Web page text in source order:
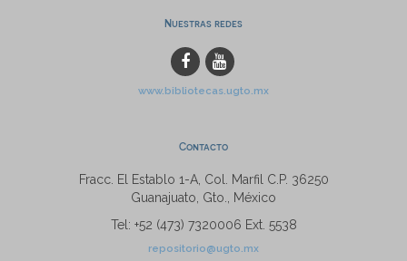
Nuestras redes
www.bibliotecas.ugto.mx
Contacto
Fracc. El Establo 1-A, Col. Marfil C.P. 36250
Guanajuato, Gto., México
Tel: +52 (473) 7320006 Ext. 5538
repositorio@ugto.mx